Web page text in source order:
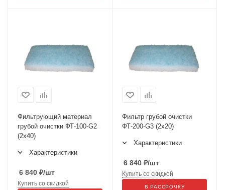
Фильтрующий материал
грубой очистки ФТ-100-G2
(2х40)
Характеристики
6 840 ₽/шт
Купить со скидкой
Фильтр грубой очистки
ФТ-200-G3 (2х20)
Характеристики
6 840 ₽/шт
Купить со скидкой
В РАССРОЧКУ